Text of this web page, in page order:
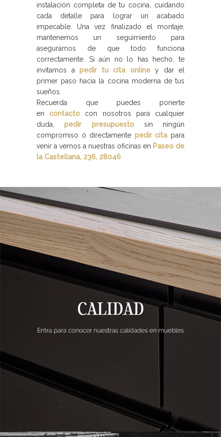
instalación completa de tu cocina, cuidando
cada detalle para lograr un acabado
impecable. Una vez finalizado el montaje,
mantenemos un seguimiento para
asegurarnos de que todo funciona
correctamente. Si aún no lo has hecho, te
invitamos a pedir tu cita onliney dar el
primer paso hacia la cocina moderna de tus
sueños.
Recuerda que puedes ponerte
encontacto
con nosotros para cualquier
duda,pedir presupuestosin ningún
compromiso ó directamente pedir citapara
venir a vernos a nuestras oficinas en Paseo de
la Castellana, 236, 28046